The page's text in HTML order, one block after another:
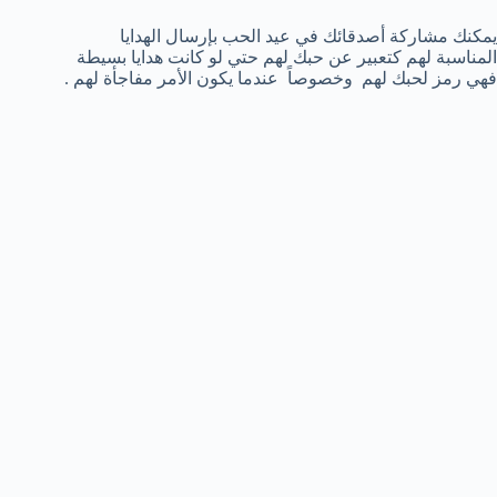
يمكنك مشاركة أصدقائك في عيد الحب بإرسال الهدايا
المناسبة لهم كتعبير عن حبك لهم حتي لو كانت هدايا بسيطة
فهي رمز لحبك لهم وخصوصاً عندما يكون الأمر مفاجأة لهم .